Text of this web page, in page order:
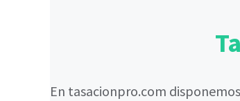
En tasacionpro.com